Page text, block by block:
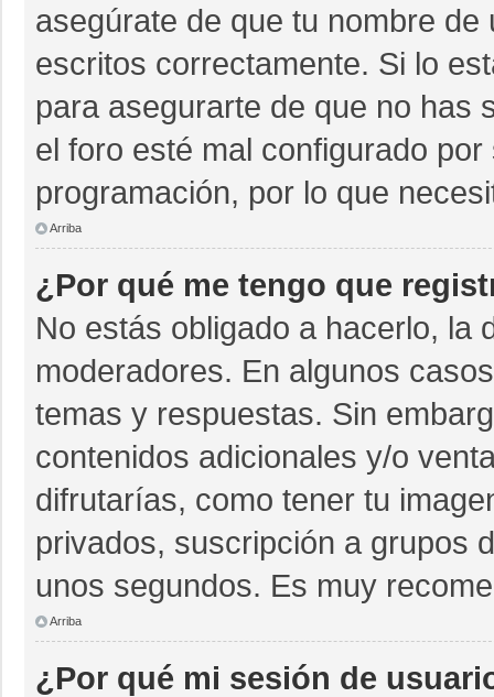
asegúrate de que tu nombre
escritos correctamente. Si lo
para asegurarte de que no has
el foro esté mal configurado
programación, por lo que
Arriba
¿Por qué me tengo que
No estás obligado a hacerlo, la
moderadores. En algunos
temas y respuestas. Sin
contenidos adicionales y/o
difrutarías, como tener tu
privados, suscripción a grupos
unos segundos. Es muy
Arriba
¿Por qué mi sesión de